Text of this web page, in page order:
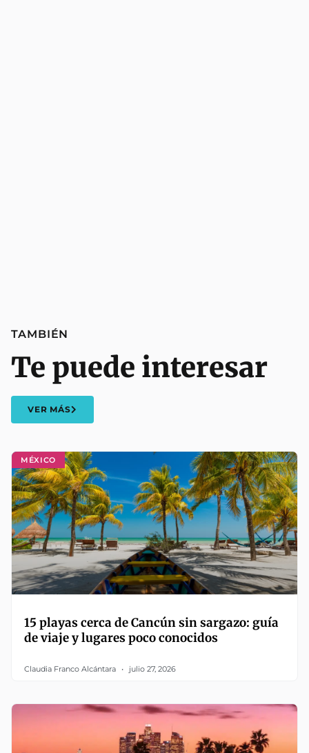
MÉXICO
15 playas cerca de Cancún sin sargazo: guía
de viaje y lugares poco conocidos
Claudia Franco Alcántara julio 27, 2026
TAMBIÉN
Te puede interesar
VER MÁS